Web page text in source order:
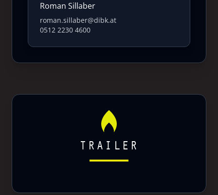
Roman Sillaber
roman.sillaber@dibk.at
0512 2230 4600
TRAILER